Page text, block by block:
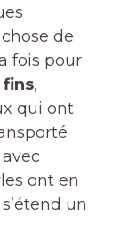
de
fois pour
fins,
qui ont
ont en
un